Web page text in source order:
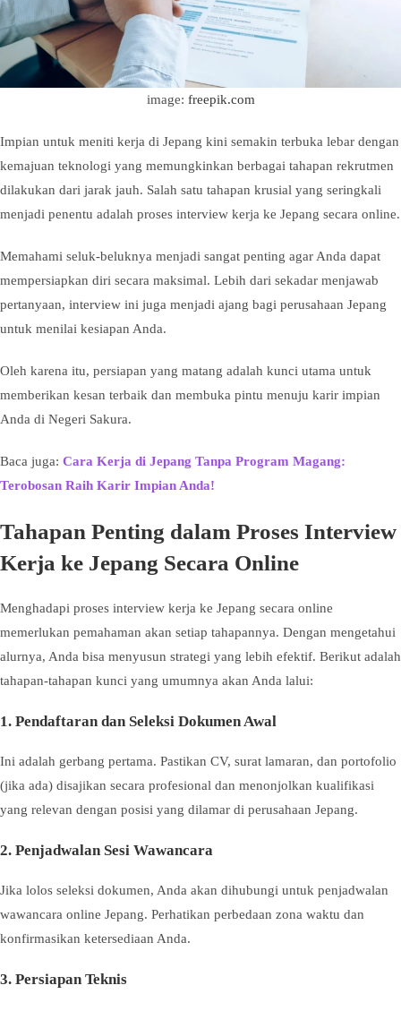
image: freepik.com
Impian untuk meniti kerja di Jepang kini semakin terbuka lebar dengan
kemajuan teknologi yang memungkinkan berbagai tahapan rekrutmen
dilakukan dari jarak jauh. Salah satu tahapan krusial yang seringkali
menjadi penentu adalah proses interview kerja ke Jepang secara online.
Memahami seluk-beluknya menjadi sangat penting agar Anda dapat
mempersiapkan diri secara maksimal. Lebih dari sekadar menjawab
pertanyaan, interview ini juga menjadi ajang bagi perusahaan Jepang
untuk menilai kesiapan Anda.
Oleh karena itu, persiapan yang matang adalah kunci utama untuk
memberikan kesan terbaik dan membuka pintu menuju karir impian
Anda di Negeri Sakura.
Baca juga: Cara Kerja di Jepang Tanpa Program Magang:
Terobosan Raih Karir Impian Anda!
Tahapan Penting dalam Proses Interview
Kerja ke Jepang Secara Online
Menghadapi proses interview kerja ke Jepang secara online
memerlukan pemahaman akan setiap tahapannya. Dengan mengetahui
alurnya, Anda bisa menyusun strategi yang lebih efektif. Berikut adalah
tahapan-tahapan kunci yang umumnya akan Anda lalui:
1. Pendaftaran dan Seleksi Dokumen Awal
Ini adalah gerbang pertama. Pastikan CV, surat lamaran, dan portofolio
(jika ada) disajikan secara profesional dan menonjolkan kualifikasi
yang relevan dengan posisi yang dilamar di perusahaan Jepang.
2. Penjadwalan Sesi Wawancara
Jika lolos seleksi dokumen, Anda akan dihubungi untuk penjadwalan
wawancara online Jepang. Perhatikan perbedaan zona waktu dan
konfirmasikan ketersediaan Anda.
3. Persiapan Teknis